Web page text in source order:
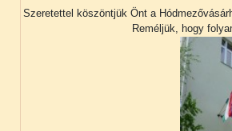
Szeretettel köszöntjük Önt a
Reméljük, hogy